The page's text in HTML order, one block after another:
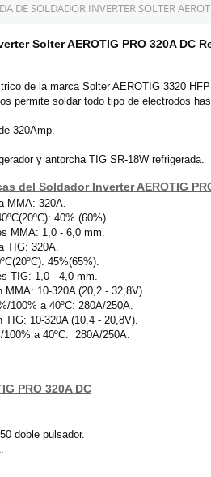
DE SOLDADOR INVERTER SOLTER
Solter AEROTIG PRO 320A DC
de la marca Solter AEROTIG 3320
permite soldar todo tipo de electrodos
320Amp.
y antorcha TIG SR-18W refrigerada.
del Soldador Inverter AEROTIG
MMA: 320A.
40% (60%).
MMA: 1,0 - 6,0 mm.
TIG: 320A.
45%(65%).
TIG: 1,0 - 4,0 mm.
MMA: 10-320A (20,2 - 32,8V).
100% a 40ºC: 280A/250A.
TIG: 10-320A (10,4 - 20,8V).
100% a 40ºC: 280A/250A.
PRO 320A DC
doble pulsador.